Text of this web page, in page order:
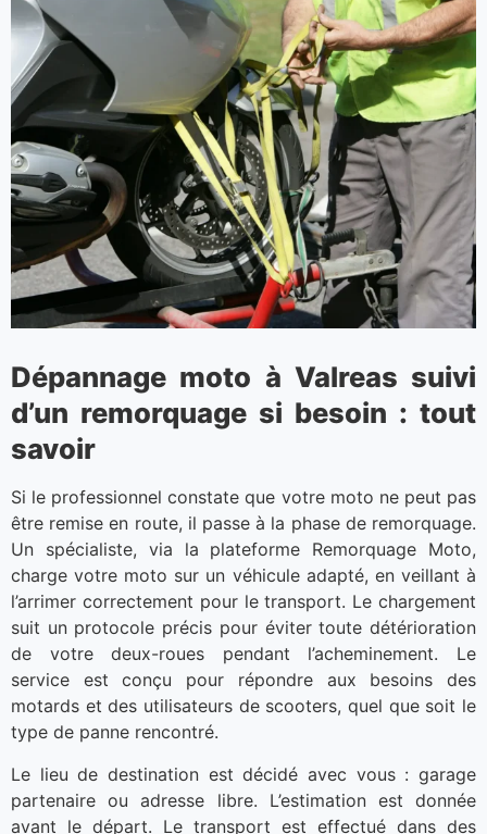
Dépannage moto à Valreas suivi
d’un remorquage si besoin : tout
savoir
Si le professionnel constate que votre moto ne peut pas
être remise en route, il passe à la phase de remorquage.
Un spécialiste, via la plateforme Remorquage Moto,
charge votre moto sur un véhicule adapté, en veillant à
l’arrimer correctement pour le transport. Le chargement
suit un protocole précis pour éviter toute détérioration
de votre deux-roues pendant l’acheminement. Le
service est conçu pour répondre aux besoins des
motards et des utilisateurs de scooters, quel que soit le
type de panne rencontré.
Le lieu de destination est décidé avec vous : garage
partenaire ou adresse libre. L’estimation est donnée
avant le départ. Le transport est effectué dans des